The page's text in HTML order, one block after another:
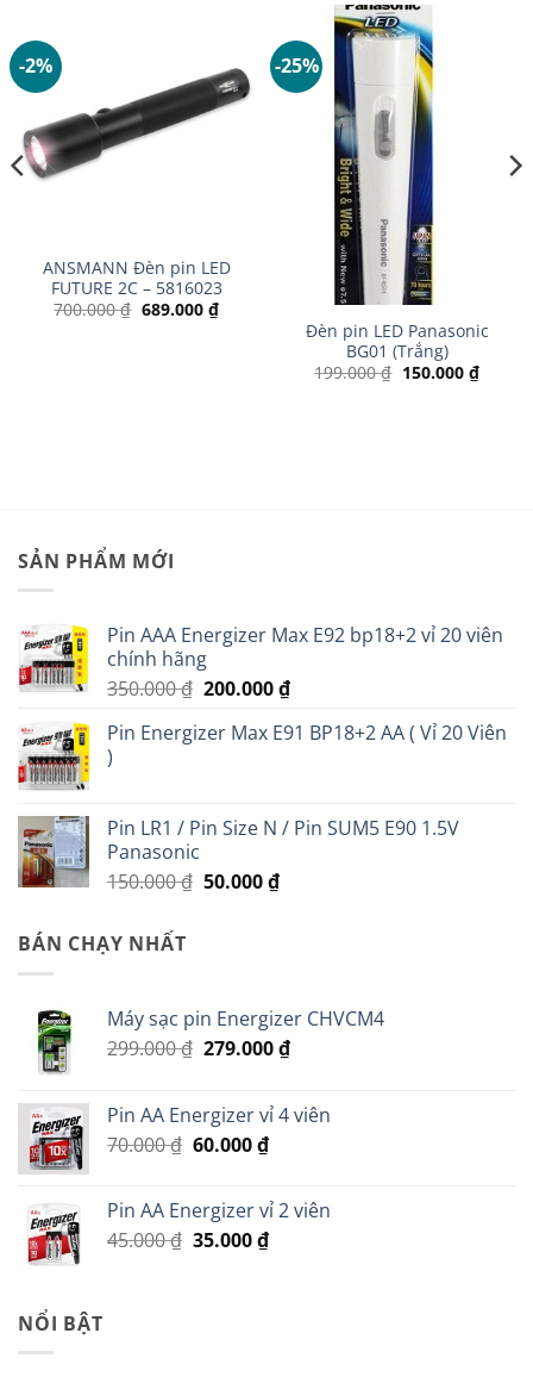
-2%
ANSMANN Đèn pin LED
FUTURE 2C – 5816023
700.000₫ Giá
gốc
689.000 ₫Giá
hiện
-25%
Đèn pin LED Panasonic
BG01 (Trắng)
199.000₫ Giá
gốc
150.000 ₫Giá
hiện
SẢN PHẨM MỚI
Pin AAA Energizer Max E92 bp18+2 vỉ 20 viên
chính hãng
350.000₫ Giá
là:
200.000₫Giá
tại
Pin Energizer Max E91 BP18+2 AA ( Vỉ 20 Viên
)
Pin LR1 / Pin Size N / Pin SUM5 E90 1.5V
Panasonic
150.000₫ Giá
50.000₫Giá
BÁN CHẠY NHẤT
Máy sạc pin Energizer CHVCM4
299.000₫ Giá
299.000 ₫.
279.000₫Giá
là:
Pin AA Energizer vỉ 4 viên
70.000₫ Giá
70.000 ₫.
60.000₫Giá
là:
60.000 ₫.
Pin AA Energizer vỉ 2 viên
45.000₫ Giá
35.000₫Giá
NỔI BẬT